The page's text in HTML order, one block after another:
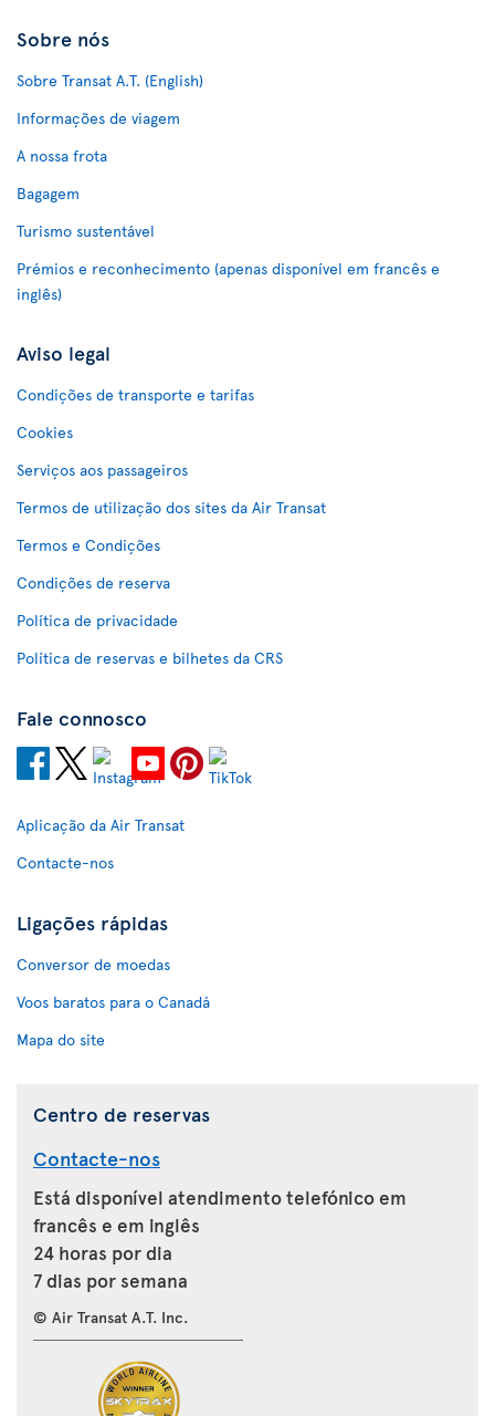
Sobre nós
Sobre Transat A.T. (English)
Informações de viagem
A nossa frota
Bagagem
Turismo sustentável
Prémios e reconhecimento (apenas disponível em francês e
inglês)
Aviso legal
Condições de transporte e tarifas
Cookies
Serviços aos passageiros
Termos de utilização dos sites da Air Transat
Termos e Condições
Condições de reserva
Política de privacidade
Política de reservas e bilhetes da CRS
Fale connosco
Aplicação da Air Transat
Contacte-nos
Ligações rápidas
Conversor de moedas
Voos baratos para o Canadá
Mapa do site
Centro de reservas
Contacte-nos
Está disponível atendimento telefónico em
francês e em inglês
24 horas por dia
7 dias por semana
© Air Transat A.T. Inc.